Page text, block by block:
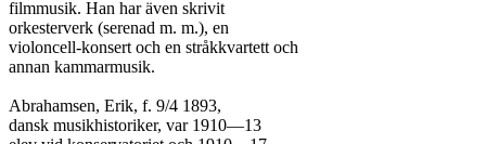
filmmusik. Han har även skrivit
orkesterverk (serenad m. m.), en
violoncell-konsert och en stråkkvartett och
annan kammarmusik.
Abrahamsen, Erik, f. 9/4 1893,
dansk musikhistoriker, var 1910—13